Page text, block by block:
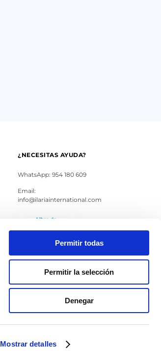
Mostrar detalles
Permitir todas
Permitir la selección
Denegar
¿NECESITAS AYUDA?
WhatsApp: 954 180 609
Email:
info@ilariainternational.com